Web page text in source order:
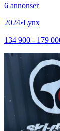
6 annonser
2024•Lynx
134 900 - 179